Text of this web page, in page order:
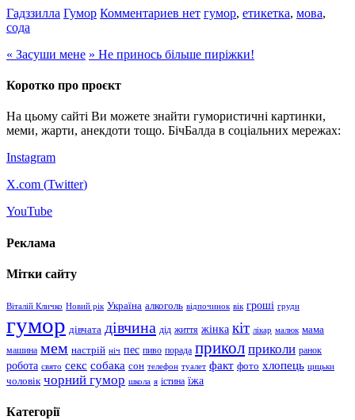
Гадззилла Гумор Комментариев нет гумор, етикетка, мова,
сода
« Засуши мене » Не принось більше пиріжки!
Коротко про проєкт
На цьому сайті Ви можете знайти гумористичні картинки,
меми, жарти, анекдоти тощо. БічБалда в соціальних мережах:
Instagram
X.com (Twitter)
YouTube
Реклама
Мітки сайту
Віталій Кличко Новий рік Україна алкоголь відпочинок вік гроші груди
гумор дівчата дівчина дід життя жінка кіт лікар малюк мама
машина мем настрій ніч пес пиво порада прикол приколи ранок
робота свято секс собака сон телефон туалет факт фото хлопець цицьки
чоловік чорний гумор школа я істина їжа
Категорії